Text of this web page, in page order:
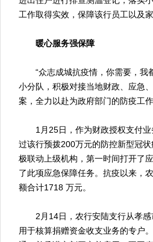
工作取得实效，保障该行员工以及
暖心服务强保障
“众志成城抗疫情，你需要，我
小分队，积极对接当地财政、应急
案，全力以赴为政府部门的防疫工
1月25日，作为财政授权支付业
过该行预拨200万元的防控新型冠
极联动上级机构，第一时间打开了
了此项应急保障任务。抗疫以来，
额合计1718 万元。
2月14日，农行安陆支行从孝感
用于核算捐赠资金收支业务的专户